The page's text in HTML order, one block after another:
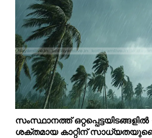
സംസ്ഥാനത്ത്
ശക്തമായ കാറ്റിന്